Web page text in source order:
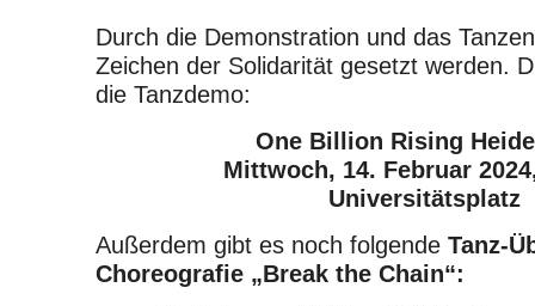
Durch die Demonstration und das
Zeichen der Solidarität gesetzt werden.
die Tanzdemo:
One Billion Rising
Mittwoch, 14. Februar
Universitätsplatz
Außerdem gibt es noch folgende Tanz-
Choreografie „Break the Chain“: